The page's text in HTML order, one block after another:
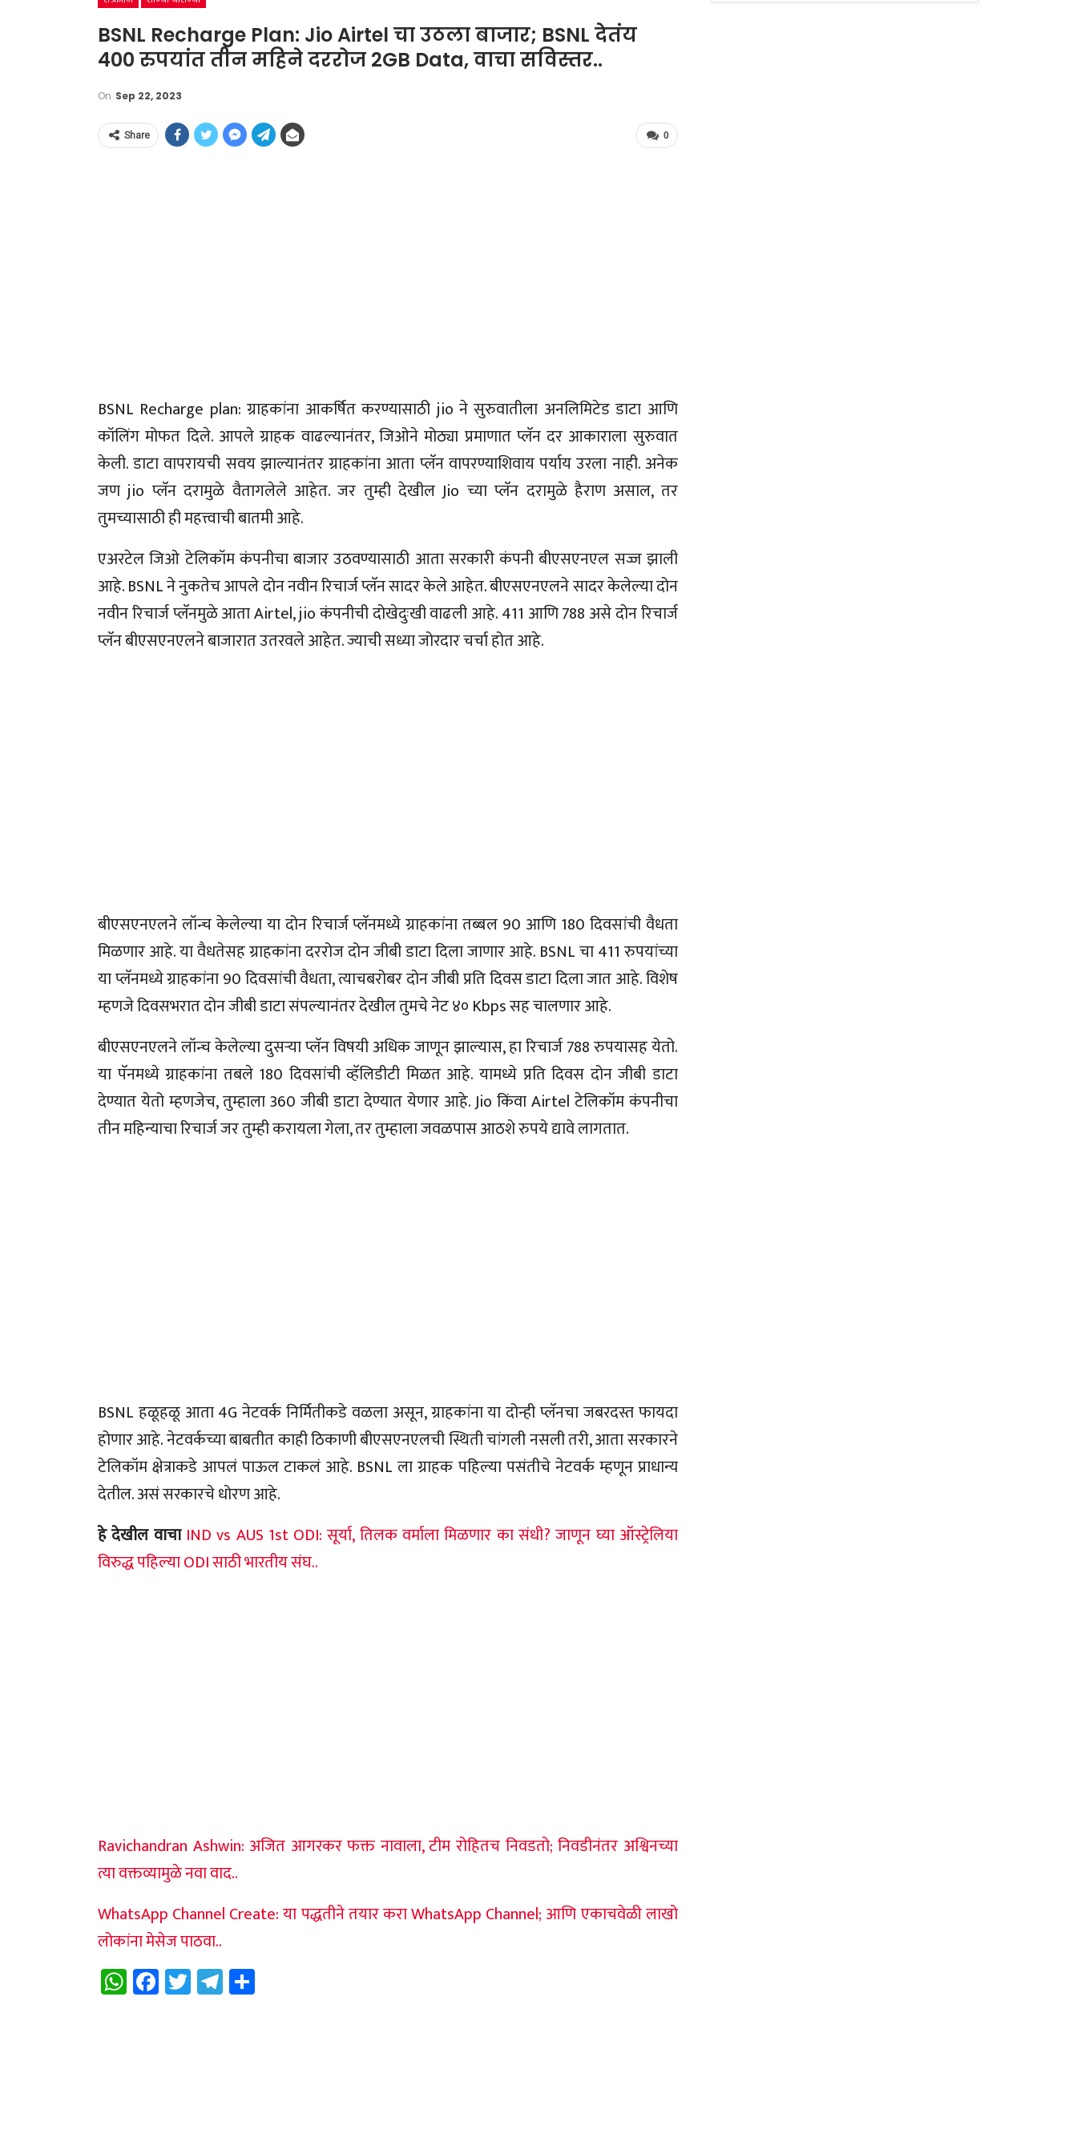
BSNL Recharge Plan: Jio Airtel चा उठला बाजार; BSNL देतंय
400 रुपयांत तीन महिने दररोज 2GB Data, वाचा सविस्तर..
On Sep 22, 2023
0
Share
BSNL Recharge plan: ग्राहकांना आकर्षित करण्यासाठी jio ने सुरुवातीला अनलिमिटेड डाटा आणि
कॉलिंग मोफत दिले. आपले ग्राहक वाढल्यानंतर, जिओने मोठ्या प्रमाणात प्लॅन दर आकाराला सुरुवात
केली. डाटा वापरायची सवय झाल्यानंतर ग्राहकांना आता प्लॅन वापरण्याशिवाय पर्याय उरला नाही. अनेक
जण jio प्लॅन दरामुळे वैतागलेले आहेत. जर तुम्ही देखील Jio च्या प्लॅन दरामुळे हैराण असाल, तर
तुमच्यासाठी ही महत्त्वाची बातमी आहे.
एअरटेल जिओ टेलिकॉम कंपनीचा बाजार उठवण्यासाठी आता सरकारी कंपनी बीएसएनएल सज्ज झाली
आहे. BSNL ने नुकतेच आपले दोन नवीन रिचार्ज प्लॅन सादर केले आहेत. बीएसएनएलने सादर केलेल्या दोन
नवीन रिचार्ज प्लॅनमुळे आता Airtel, jio कंपनीची दोखेदुःखी वाढली आहे. 411 आणि 788 असे दोन रिचार्ज
प्लॅन बीएसएनएलने बाजारात उतरवले आहेत. ज्याची सध्या जोरदार चर्चा होत आहे.
बीएसएनएलने लॉन्च केलेल्या या दोन रिचार्ज प्लॅनमध्ये ग्राहकांना तब्बल 90 आणि 180 दिवसांची वैधता
मिळणार आहे. या वैधतेसह ग्राहकांना दररोज दोन जीबी डाटा दिला जाणार आहे. BSNL चा 411 रुपयांच्या
या प्लॅनमध्ये ग्राहकांना 90 दिवसांची वैधता, त्याचबरोबर दोन जीबी प्रति दिवस डाटा दिला जात आहे. विशेष
म्हणजे दिवसभरात दोन जीबी डाटा संपल्यानंतर देखील तुमचे नेट ४० Kbps सह चालणार आहे.
बीएसएनएलने लॉन्च केलेल्या दुसऱ्या प्लॅन विषयी अधिक जाणून झाल्यास, हा रिचार्ज 788 रुपयासह येतो.
या पॅनमध्ये ग्राहकांना तबले 180 दिवसांची व्हॅलिडीटी मिळत आहे. यामध्ये प्रति दिवस दोन जीबी डाटा
देण्यात येतो म्हणजेच, तुम्हाला 360 जीबी डाटा देण्यात येणार आहे. Jio किंवा Airtel टेलिकॉम कंपनीचा
तीन महिन्याचा रिचार्ज जर तुम्ही करायला गेला, तर तुम्हाला जवळपास आठशे रुपये द्यावे लागतात.
BSNL हळूहळू आता 4G नेटवर्क निर्मितीकडे वळला असून, ग्राहकांना या दोन्ही प्लॅनचा जबरदस्त फायदा
होणार आहे. नेटवर्कच्या बाबतीत काही ठिकाणी बीएसएनएलची स्थिती चांगली नसली तरी, आता सरकारने
टेलिकॉम क्षेत्राकडे आपलं पाऊल टाकलं आहे. BSNL ला ग्राहक पहिल्या पसंतीचे नेटवर्क म्हणून प्राधान्य
देतील. असं सरकारचे धोरण आहे.
हे देखील वाचा IND vs AUS 1st ODI: सूर्या, तिलक वर्माला मिळणार का संधी? जाणून घ्या ऑस्ट्रेलिया
विरुद्ध पहिल्या ODI साठी भारतीय संघ..
Ravichandran Ashwin: अजित आगरकर फक्त नावाला, टीम रोहितच निवडतो; निवडीनंतर अश्विनच्या
त्या वक्तव्यामुळे नवा वाद..
WhatsApp Channel Create: या पद्धतीने तयार करा WhatsApp Channel; आणि एकाचवेळी लाखो
लोकांना मेसेज पाठवा..
WhatsApp
Facebook
TwitterTelegram